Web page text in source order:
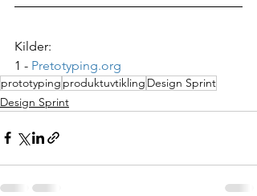
Kilder:
1 - Pretotyping.org
prototyping produktuvtikling Design Sprint
Design Sprint